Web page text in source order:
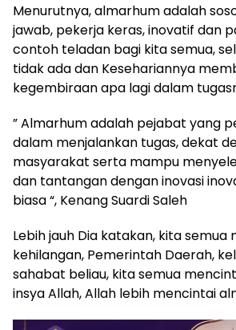
Menurutnya, almarhum adalah
jawab, pekerja keras, inovatif dan
contoh teladan bagi kita semua,
tidak ada dan Kesehariannya
kegembiraan apa lagi dalam
” Almarhum adalah pejabat yang
dalam menjalankan tugas, dekat
masyarakat serta mampu
dan tantangan dengan inovasi
biasa “, Kenang Suardi Saleh
Lebih jauh Dia katakan, kita semua
kehilangan, Pemerintah Daerah,
sahabat beliau, kita semua
insya Allah, Allah lebih mencintai